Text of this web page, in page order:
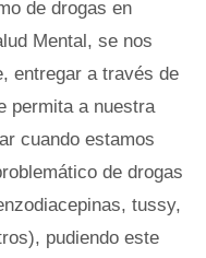
de drogas en
Mental, se nos
entregar a través de
permita a nuestra
cuando estamos
de drogas
tussy,
pudiendo este